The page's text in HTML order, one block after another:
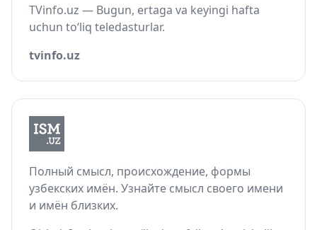
TVinfo.uz — Bugun, ertaga va keyingi hafta
uchun to‘liq teledasturlar.
tvinfo.uz
Полный смысл, происхождение, формы
узбекских имён. Узнайте смысл своего имени
и имён близких.